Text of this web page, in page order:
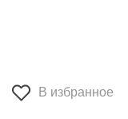
В избранное